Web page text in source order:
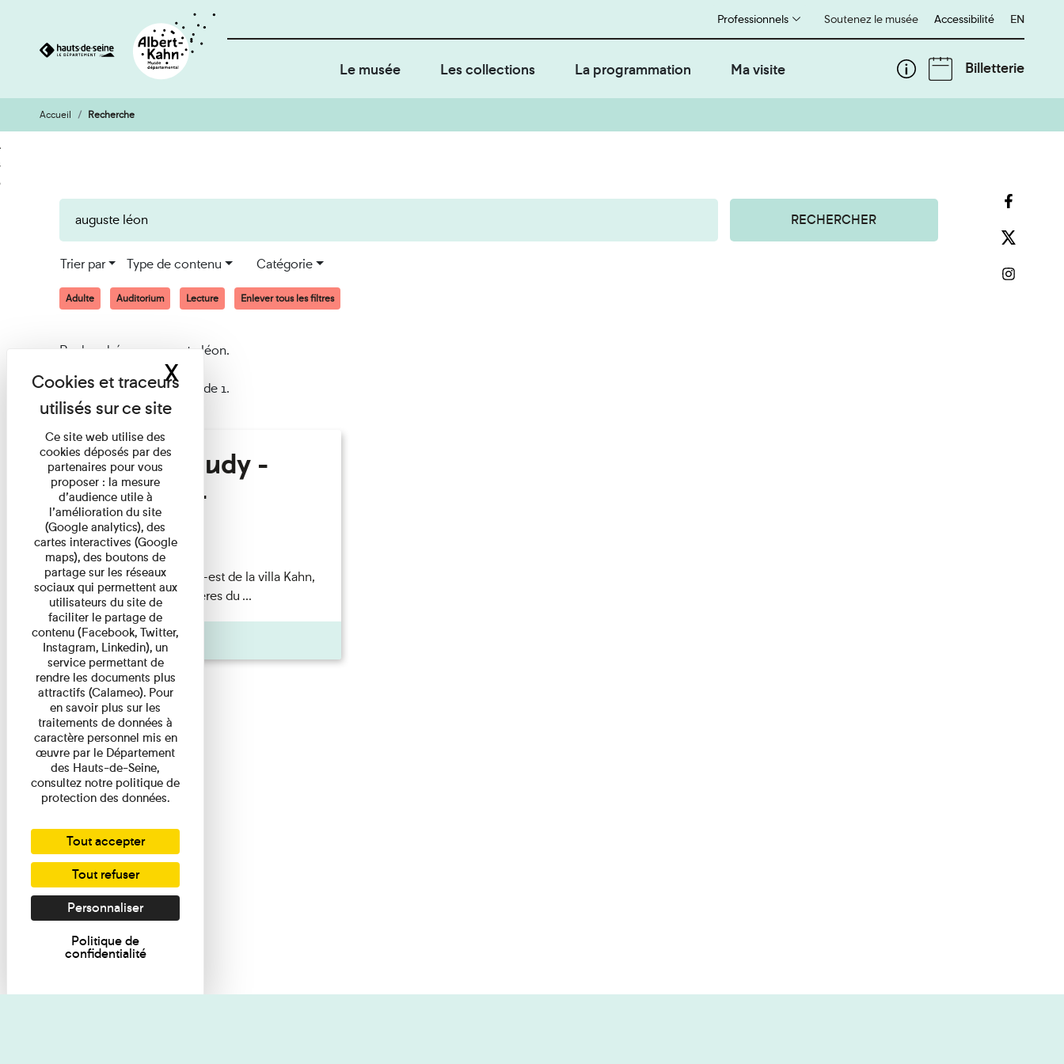
Aller
au
contenu
Aller
à
la
Soutenez le musée
Professionnels Accessibilité English
EN
Le musée Les collections La programmation Ma visite Billetterie
Accueil Recherche
RECHERCHER
Trier par Type de contenu Catégorie
Adulte Auditorium Lecture Enlever tous les filtres
Recherché pour auguste léon.
Afficher les résultats 1 à 1 de 1.
Hélène Gaudy -
Villa Zamir
Lecture
couchant) [Angle nord-est de la villa Kahn,
dite villa Zamir et lumières du ...
Pages
Ce site web utilise des
cookies déposés par des
partenaires pour vous
proposer : la mesure
d’audience utile à
l’amélioration du site
(Google analytics), des
cartes interactives (Google
maps), des boutons de
partage sur les réseaux
sociaux qui permettent aux
utilisateurs du site de
faciliter le partage de
contenu (Facebook, Twitter,
Instagram, Linkedin), un
service permettant de
rendre les documents plus
attractifs (Calameo). Pour
en savoir plus sur les
traitements de données à
caractère personnel mis en
œuvre par le Département
des Hauts-de-Seine,
consultez notre politique de
protection des données.
Tout accepter
Tout refuser
Personnaliser
Politique de
confidentialité
XMasquer le bandeau des cookies